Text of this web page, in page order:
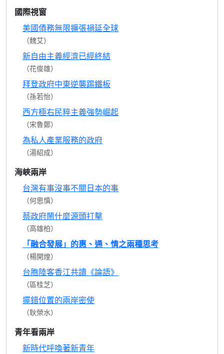
國際視窗
美國債務無限擴張禍延全球
（魏艾）
新自由主義經濟已經終結
（花俊雄）
拜登政府中東逆襲踢鐵板
（孫若怡）
西方極右民粹主義強勢崛起
（宋魯鄭）
為私人產業服務的政府
（湯紹成）
海峽兩岸
台灣有事沒事不關日本的事
（何思慎）
蔡政府鬧什麼源頭打擊
（高雄柏）
「融合發展」的惠、通、情之兩種思考
（楊開煌）
台胞陸客香江共讀《論語》
（區桂芝）
擺錯位置的兩岸密使
（耿榮水）
青年看兩岸
新時代呼喚著新青年